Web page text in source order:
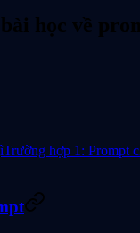
học về
Trường hợp 1: Prompt